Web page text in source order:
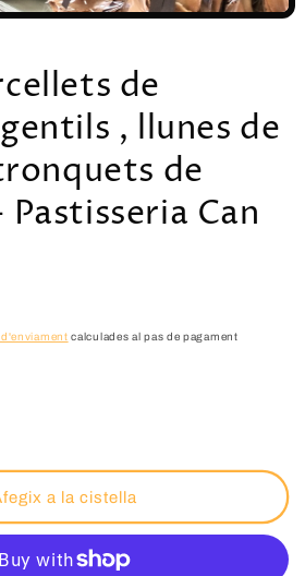
de
, llunes de
de
Can
calculades al pas de pagament
a la cistella